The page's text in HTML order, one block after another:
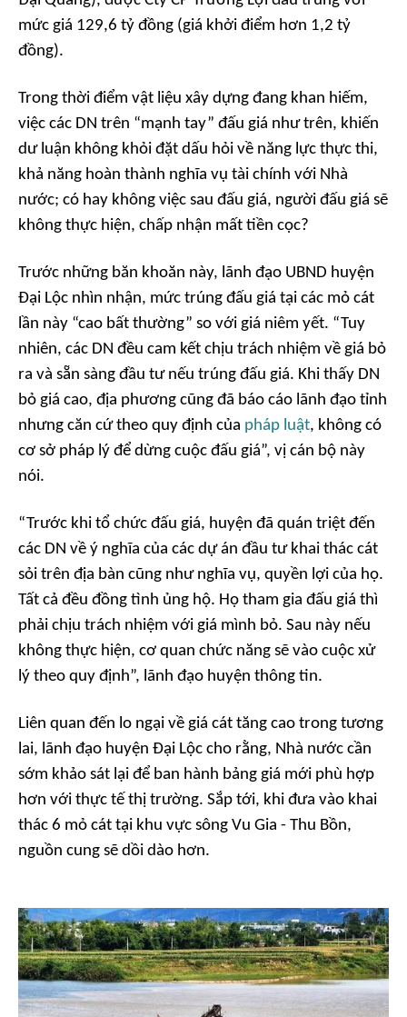
mức giá 129,6 tỷ đồng (giá khởi điểm hơn 1,2 tỷ
đồng).
Trong thời điểm vật liệu xây dựng đang khan hiếm,
việc các DN trên “mạnh tay” đấu giá như trên, khiến
dư luận không khỏi đặt dấu hỏi về năng lực thực thi,
khả năng hoàn thành nghĩa vụ tài chính với Nhà
nước; có hay không việc sau đấu giá, người đấu giá sẽ
không thực hiện, chấp nhận mất tiền cọc?
Trước những băn khoăn này, lãnh đạo UBND huyện
Đại Lộc nhìn nhận, mức trúng đấu giá tại các mỏ cát
lần này “cao bất thường” so với giá niêm yết. “Tuy
nhiên, các DN đều cam kết chịu trách nhiệm về giá bỏ
ra và sẵn sàng đầu tư nếu trúng đấu giá. Khi thấy DN
bỏ giá cao, địa phương cũng đã báo cáo lãnh đạo tỉnh
nhưng căn cứ theo quy định của pháp luật, không có
cơ sở pháp lý để dừng cuộc đấu giá”, vị cán bộ này
nói.
“Trước khi tổ chức đấu giá, huyện đã quán triệt đến
các DN về ý nghĩa của các dự án đầu tư khai thác cát
sỏi trên địa bàn cũng như nghĩa vụ, quyền lợi của họ.
Tất cả đều đồng tình ủng hộ. Họ tham gia đấu giá thì
phải chịu trách nhiệm với giá mình bỏ. Sau này nếu
không thực hiện, cơ quan chức năng sẽ vào cuộc xử
lý theo quy định”, lãnh đạo huyện thông tin.
Liên quan đến lo ngại về giá cát tăng cao trong tương
lai, lãnh đạo huyện Đại Lộc cho rằng, Nhà nước cần
sớm khảo sát lại để ban hành bảng giá mới phù hợp
hơn với thực tế thị trường. Sắp tới, khi đưa vào khai
thác 6 mỏ cát tại khu vực sông Vu Gia - Thu Bồn,
nguồn cung sẽ dồi dào hơn.